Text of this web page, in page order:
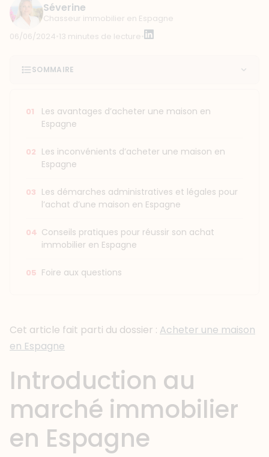
Séverine
Chasseur immobilier en Espagne
06/06/2024 13 minutes de lecture
SOMMAIRE
Les avantages d’acheter une maison en
Espagne
Les inconvénients d’acheter une maison en
Espagne
Les démarches administratives et légales pour
l’achat d’une maison en Espagne
Conseils pratiques pour réussir son achat
immobilier en Espagne
Foire aux questions
Cet article fait parti du dossier : Acheter une maison
en Espagne
Introduction au
marché immobilier
en Espagne